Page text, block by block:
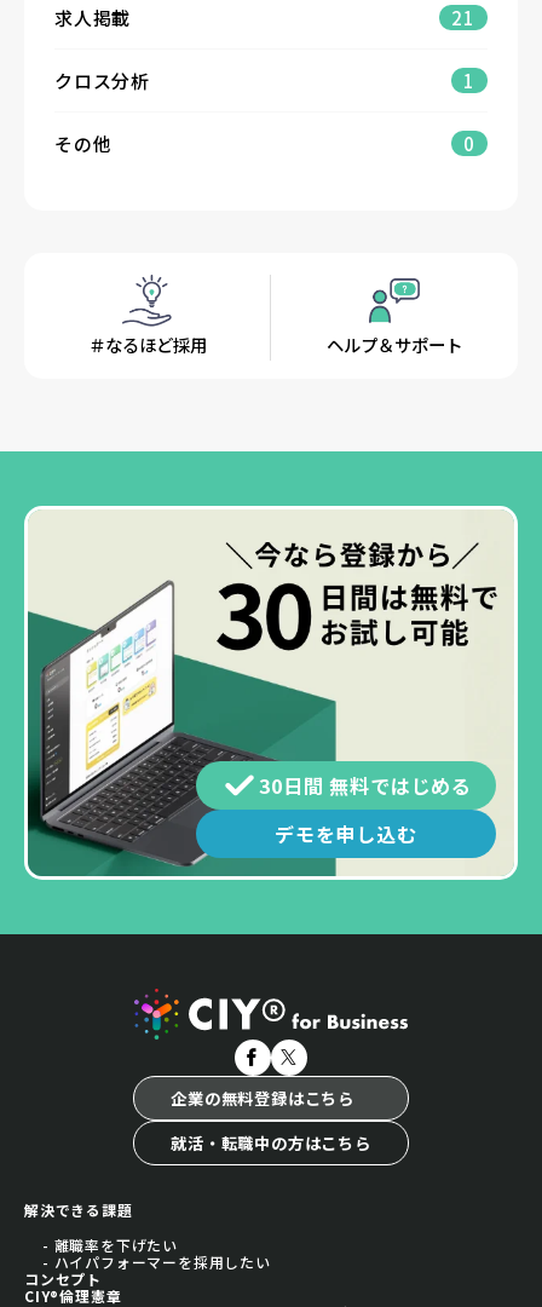
求人掲載 21
クロス分析 1
その他 0
＃なるほど採用 ヘルプ＆サポート
30日間 無料ではじめる
デモを申し込む
企業の無料登録はこちら
就活・転職中の方はこちら
解決できる課題
- 離職率を下げたい
- ハイパフォーマーを採用したい
コンセプト
CIY®倫理憲章